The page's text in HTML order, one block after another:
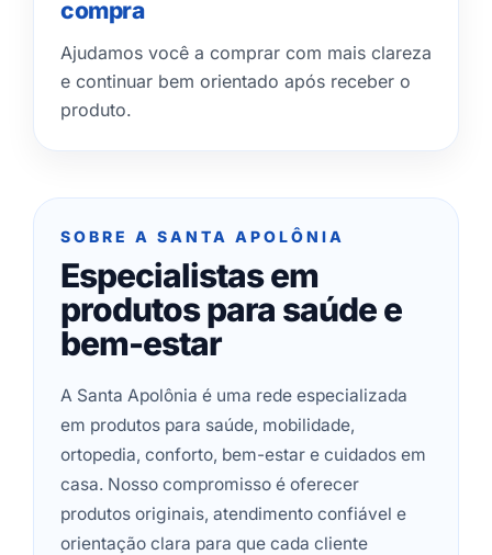
compra
Ajudamos você a comprar com mais clareza
e continuar bem orientado após receber o
produto.
SOBRE A SANTA APOLÔNIA
Especialistas em
produtos para saúde e
bem-estar
A Santa Apolônia é uma rede especializada
em produtos para saúde, mobilidade,
ortopedia, conforto, bem-estar e cuidados em
casa. Nosso compromisso é oferecer
produtos originais, atendimento confiável e
orientação clara para que cada cliente